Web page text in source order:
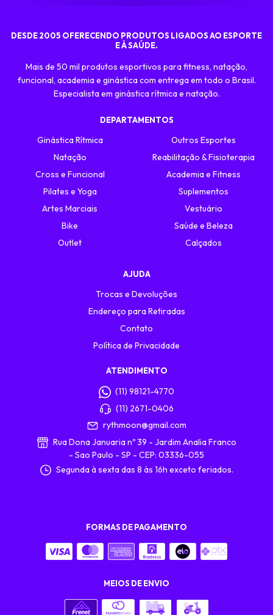
DESDE 2005 OFERECENDO PRODUTOS LIGADOS AO ESPORTE
E À SAÚDE.
Mais de 50 mil produtos esportivos para fitness, natação,
funcional, academia e ginástica com entrega em todo o Brasil.
Especialista em ginástica rítmica e natação.
DEPARTAMENTOS
Ginástica Rítmica
Natação
Cross e Funcional
Pilates e Yoga
Artes Marciais
Bike
Outlet
Outros Esportes
Reabilitação & Fisioterapia
Academia e Fitness
Suplementos
Vestuário
Saúde e Beleza
Calçados
AJUDA
Trocas e Devoluções
Endereço para Retiradas
Contato
Política de Privacidade
ATENDIMENTO
(11) 98121-4770
(11) 2671-0406
rythmoon@gmail.com
Rua Dona Januaria nº 39 - Jardim Analia Franco
- Sao Paulo - SP - CEP: 03336-055
Segunda à sexta das 8 às 16h exceto feriados.
FORMAS DE PAGAMENTO
MEIOS DE ENVIO